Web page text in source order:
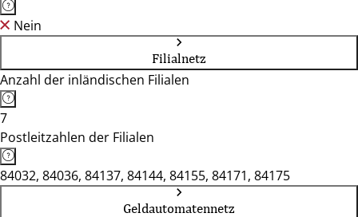
Nein
Filialnetz
Anzahl der inländischen Filialen
7
Postleitzahlen der Filialen
84032, 84036, 84137, 84144, 84155, 84171, 84175
Geldautomatennetz